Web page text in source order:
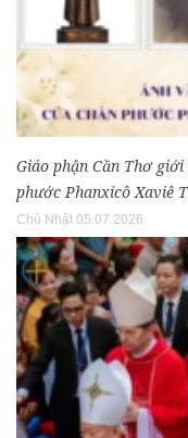
Giáo phận Cần Thơ
phước Phanxicô Xaviê
Chủ Nhật 05.07.2026